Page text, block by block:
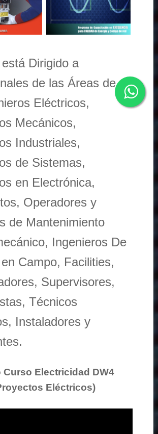
Dirigido a
de las Áreas de
Eléctricos,
Mecánicos,
Industriales,
de Sistemas,
en Electrónica,
Operadores y
de Mantenimiento
Ingenieros De
Campo, Facilities,
Supervisores,
Técnicos
Instaladores y
Curso Electricidad DW4
Eléctricos)